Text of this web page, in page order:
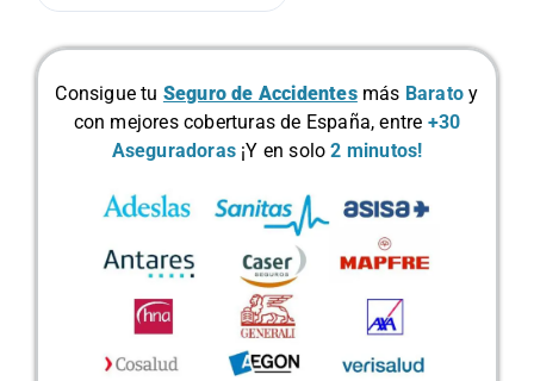
Consigue tu Seguro de Accidentesmás Barato y
con mejores coberturas de España, entre +30
Aseguradoras ¡Y en solo2 minutos!